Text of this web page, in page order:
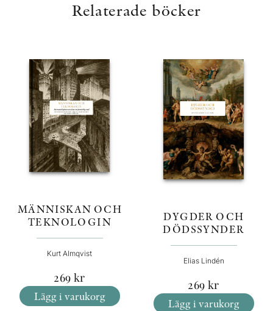
Relaterade böcker
MÄNNISKAN OCH
TEKNOLOGIN
Kurt Almqvist
269 kr
Lägg i varukorg
DYGDER OCH
DÖDSSYNDER
Elias Lindén
269 kr
Lägg i varukorg